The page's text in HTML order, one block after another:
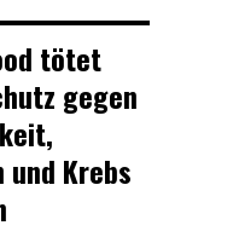
tötet
gegen
Krebs